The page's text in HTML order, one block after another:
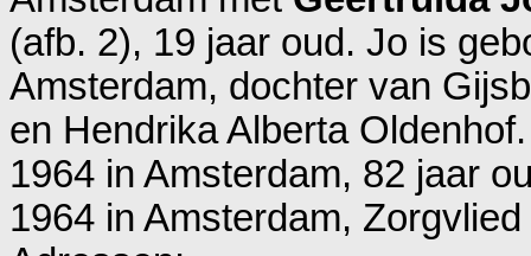
(afb. 2), 19 jaar oud. Jo is
Amsterdam, dochter van
en Hendrika Alberta
1964 in Amsterdam, 82 jaar
1964 in Amsterdam,